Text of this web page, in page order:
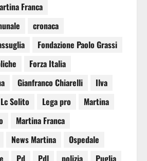
Franca
cronaca
Fondazione Paolo Grassi
Forza Italia
Gianfranco Chiarelli
Ilva
Lc Solito Lega pro
Martina
Martina Franca
News Martina
Ospedale
Pd Pdl polizia
Puglia